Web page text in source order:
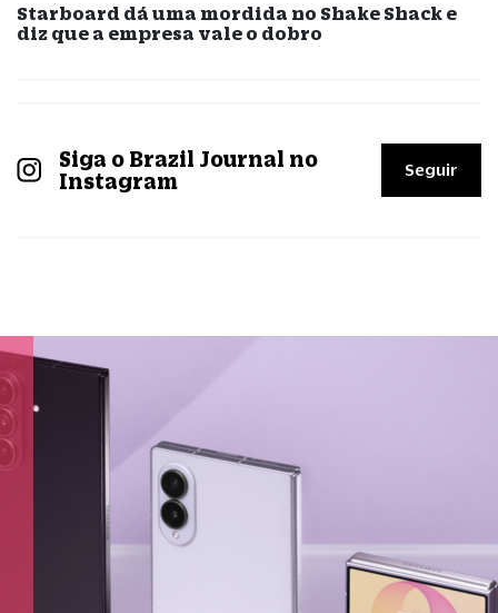
Starboard dá uma mordida no Shake Shack e
diz que a empresa vale o dobro
Siga o Brazil Journal no
Instagram
Seguir